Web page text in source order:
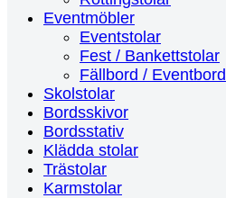
Eventmöbler
Eventstolar
Fest / Bankettstolar
Fällbord / Eventbord
Skolstolar
Bordsskivor
Bordsstativ
Klädda stolar
Trästolar
Karmstolar